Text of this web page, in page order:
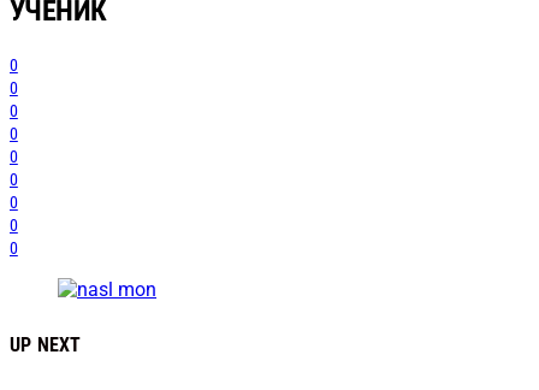
УЧЕНИК
0
0
0
0
0
0
0
0
0
UP NEXT